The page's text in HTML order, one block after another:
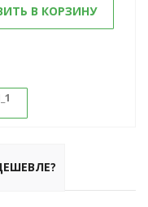
В КОРЗИНУ